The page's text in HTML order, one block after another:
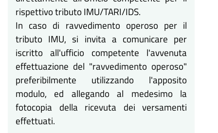
rispettivo tributo IMU/TARI/IDS.
In caso di ravvedimento operoso per il
tributo IMU, si invita a comunicare per
iscritto all'ufficio competente l'avvenuta
effettuazione del "ravvedimento operoso"
preferibilmente utilizzando l'apposito
modulo, ed allegando al medesimo la
fotocopia della ricevuta dei versamenti
effettuati.